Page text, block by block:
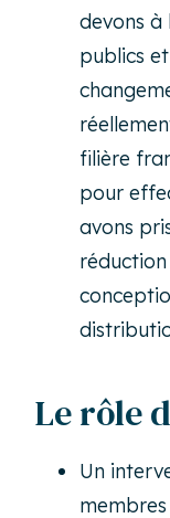
devons à
publics
filière
pour
avons
réduction
Le rôle
Un